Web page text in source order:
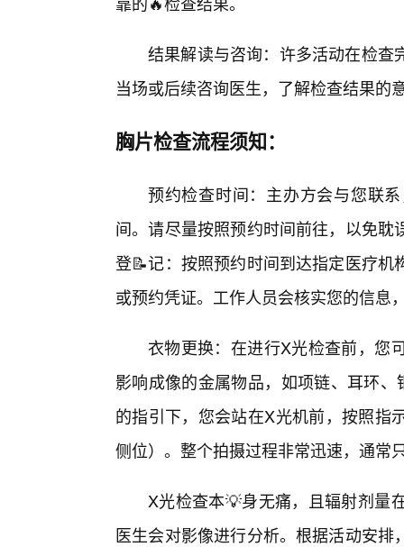
结果解读与咨询：许多活动在检查
当场或后续咨询医生，了解检查结果的
胸片检查流程须知：
预约检查时间：主办方会与您联
间。请尽量按照预约时间前往，以免
登📝记：按照预约时间到达指定医疗
或预约凭证。工作人员会核实您的信息
衣物更换：在进行X光检查前，您
影响成像的金属物品，如项链、耳环
的指引下，您会站在X光机前，按照指
侧位）。整个拍摄过程非常迅速，通常
X光检查本💡身无痛，且辐射剂量
医生会对影像进行分析。根据活动安